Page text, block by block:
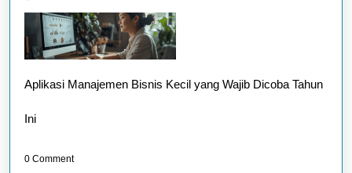
Aplikasi Manajemen Bisnis Kecil yang Wajib Dicoba Tahun
Ini
0 Comment